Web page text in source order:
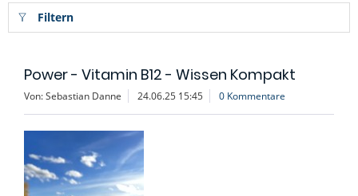
Filtern
Power - Vitamin B12 - Wissen Kompakt
Von: Sebastian Danne 24.06.25 15:45 0 Kommentare